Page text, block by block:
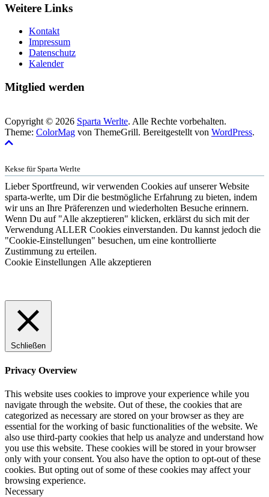
Weitere Links
Kontakt
Impressum
Datenschutz
Kalender
Mitglied werden
Copyright © 2026 Sparta Werlte. Alle Rechte vorbehalten.
Theme: ColorMag von ThemeGrill. Bereitgestellt von WordPress.
Kekse für Sparta Werlte
Lieber Sportfreund, wir verwenden Cookies auf unserer Website
sparta-werlte, um Dir die bestmögliche Erfahrung zu bieten, indem
wir uns an Ihre Präferenzen und wiederholten Besuche erinnern.
Wenn Du auf "Alle akzeptieren" klicken, erklärst du sich mit der
Verwendung ALLER Cookies einverstanden. Du kannst jedoch die
"Cookie-Einstellungen" besuchen, um eine kontrollierte
Zustimmung zu erteilen.
Cookie Einstellungen Alle akzeptieren
Schließen
Privacy Overview
This website uses cookies to improve your experience while you
navigate through the website. Out of these, the cookies that are
categorized as necessary are stored on your browser as they are
essential for the working of basic functionalities of the website. We
also use third-party cookies that help us analyze and understand how
you use this website. These cookies will be stored in your browser
only with your consent. You also have the option to opt-out of these
cookies. But opting out of some of these cookies may affect your
browsing experience.
Necessary